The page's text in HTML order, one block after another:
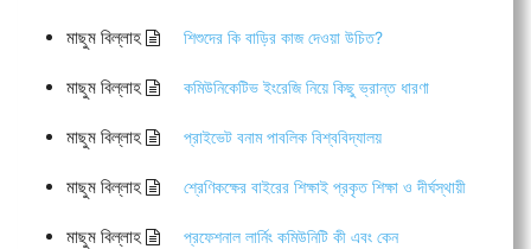
মাছুম বিল্লাহ শিশুদের কি বাড়ির কাজ দেওয়া উচিত?
মাছুম বিল্লাহ কমিউনিকেটিভ ইংরেজি নিয়ে কিছু ভ্রান্ত ধারণা
মাছুম বিল্লাহ প্রাইভেট বনাম পাবলিক বিশ্ববিদ্যালয়
মাছুম বিল্লাহ শ্রেণিকক্ষের বাইরের শিক্ষাই প্রকৃত শিক্ষা ও দীর্ঘস্থায়ী
মাছুম বিল্লাহ প্রফেশনাল লার্নিং কমিউনিটি কী এবং কেন